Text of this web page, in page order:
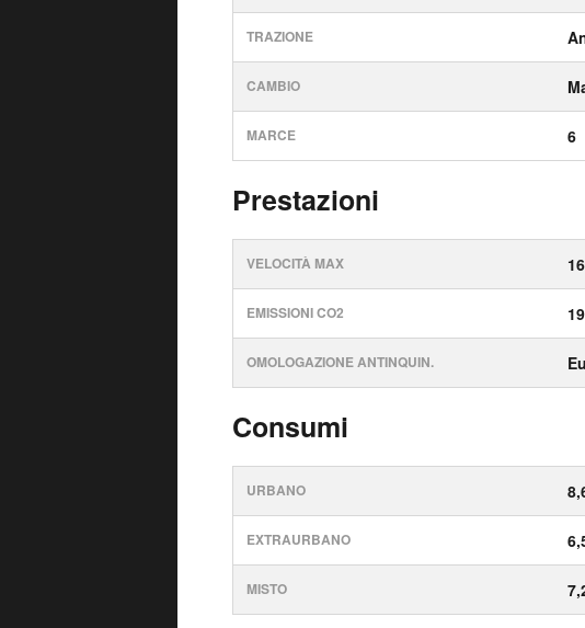
TRAZIONE
CAMBIO
MARCE 6
Prestazioni
VELOCITÀ MAX
EMISSIONI CO2
OMOLOGAZIONE ANTINQUIN.
Consumi
URBANO
EXTRAURBANO
MISTO